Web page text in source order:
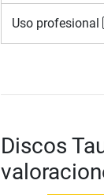
Uso profesional
Discos